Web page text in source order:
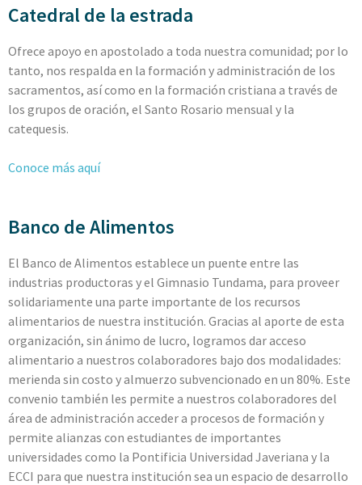
Catedral de la estrada
Ofrece apoyo en apostolado a toda nuestra comunidad; por lo
tanto, nos respalda en la formación y administración de los
sacramentos, así como en la formación cristiana a través de
los grupos de oración, el Santo Rosario mensual y la
catequesis.
Conoce más aquí
Banco de Alimentos
El Banco de Alimentos establece un puente entre las
industrias productoras y el Gimnasio Tundama, para proveer
solidariamente una parte importante de los recursos
alimentarios de nuestra institución. Gracias al aporte de esta
organización, sin ánimo de lucro, logramos dar acceso
alimentario a nuestros colaboradores bajo dos modalidades:
merienda sin costo y almuerzo subvencionado en un 80%. Este
convenio también les permite a nuestros colaboradores del
área de administración acceder a procesos de formación y
permite alianzas con estudiantes de importantes
universidades como la Pontificia Universidad Javeriana y la
ECCI para que nuestra institución sea un espacio de desarrollo